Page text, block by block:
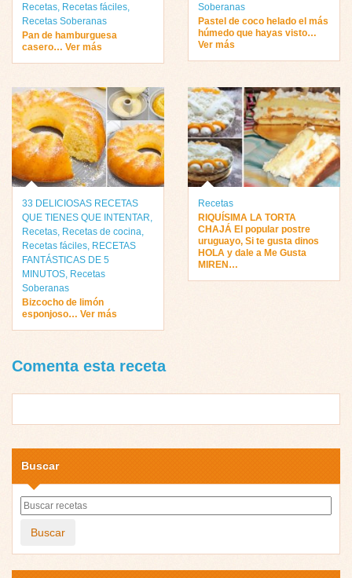
Recetas, Recetas fáciles,
Recetas Soberanas
Pan de hamburguesa
casero… Ver más
Soberanas
Pastel de coco helado el más
húmedo que hayas visto…
Ver más
33 DELICIOSAS RECETAS
QUE TIENES QUE INTENTAR,
Recetas, Recetas de cocina,
Recetas fáciles, RECETAS
FANTÁSTICAS DE 5
MINUTOS, Recetas
Soberanas
Bizcocho de limón
esponjoso… Ver más
Recetas
RIQUÍSIMA LA TORTA
CHAJÁ El popular postre
uruguayo, Si te gusta dinos
HOLA y dale a Me Gusta
MIREN…
Comenta esta receta
Buscar
Buscar